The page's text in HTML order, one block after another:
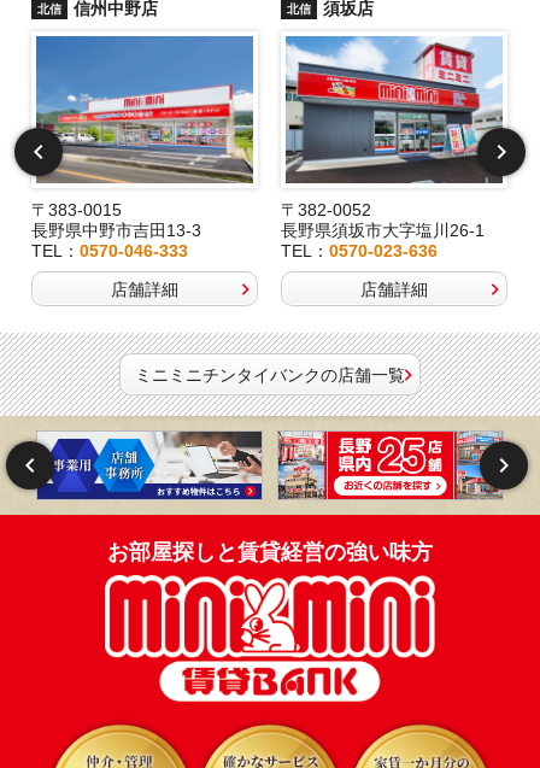
北信 信州中野店
〒383-0015
長野県中野市吉田13-3
TEL： 0570-046-333
店舗詳細
北信 須坂店
〒382-0052
長野県須坂市大字塩川26-1
TEL：0570-023-636
店舗詳細
ミニミニチンタイバンクの店舗一覧
お部屋探しと賃貸経営の強い味方